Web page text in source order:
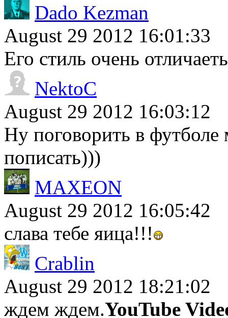
Dado Kezman
August 29 2012 16:01:33
Его стиль очень
NektoC
August 29 2012 16:03:12
Ну поговорить в футболе
пописать)))
MAXEON
August 29 2012 16:05:42
слава тебе яица!!!
Crablin
August 29 2012 18:21:02
ждем ждем.YouTube